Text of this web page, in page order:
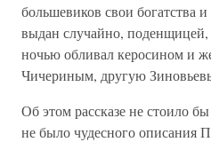
большевиков свои богатства
выдан случайно,
ночью обливал керосином и
Чичериным, другую
Об этом рассказе не стоило
не было чудесного описания